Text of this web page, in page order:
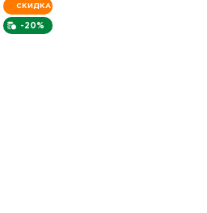
-20%
СКИДКА